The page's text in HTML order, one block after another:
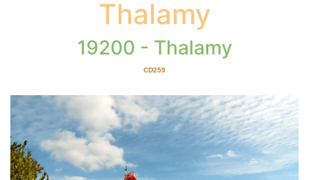
Thalamy
19200 - Thalamy
CD259